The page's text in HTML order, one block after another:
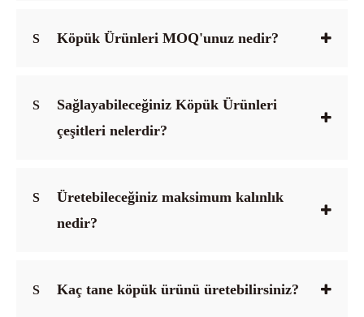
S Köpük Ürünleri MOQ'unuz nedir?
S
Sağlayabileceğiniz Köpük Ürünleri
çeşitleri nelerdir?
S
Üretebileceğiniz maksimum kalınlık
nedir?
S Kaç tane köpük ürünü üretebilirsiniz?